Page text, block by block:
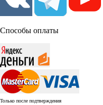
Способы оплаты
Только после подтверждения